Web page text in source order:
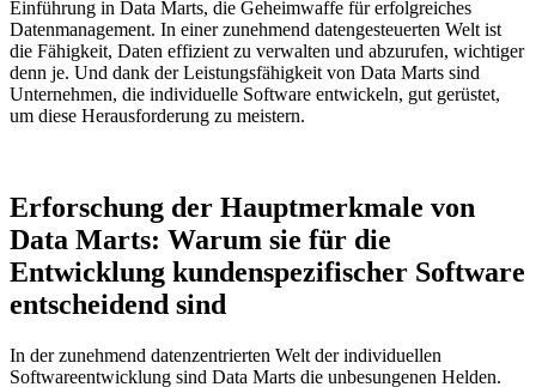
Einführung in Data Marts, die Geheimwaffe für erfolgreiches
Datenmanagement. In einer zunehmend datengesteuerten Welt ist
die Fähigkeit, Daten effizient zu verwalten und abzurufen, wichtiger
denn je. Und dank der Leistungsfähigkeit von Data Marts sind
Unternehmen, die individuelle Software entwickeln, gut gerüstet,
um diese Herausforderung zu meistern.
Erforschung der Hauptmerkmale von
Data Marts: Warum sie für die
Entwicklung kundenspezifischer Software
entscheidend sind
In der zunehmend datenzentrierten Welt der individuellen
Softwareentwicklung sind Data Marts die unbesungenen Helden.